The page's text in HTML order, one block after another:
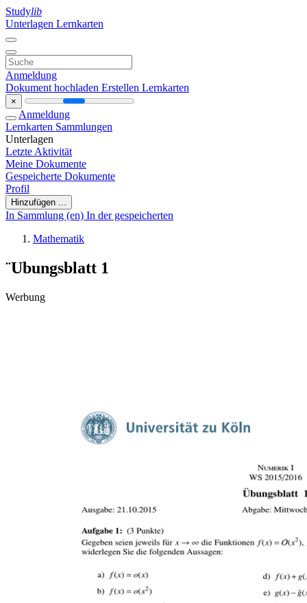
Studylib
Unterlagen Lernkarten
Anmeldung
Dokument hochladen Erstellen Lernkarten
×
Anmeldung
Lernkarten Sammlungen
Unterlagen
Letzte Aktivität
Meine Dokumente
Gespeicherte Dokumente
Profil
Hinzufügen ...
In Sammlung (en) In der gespeicherten
Mathematik
¨Ubungsblatt 1
Werbung